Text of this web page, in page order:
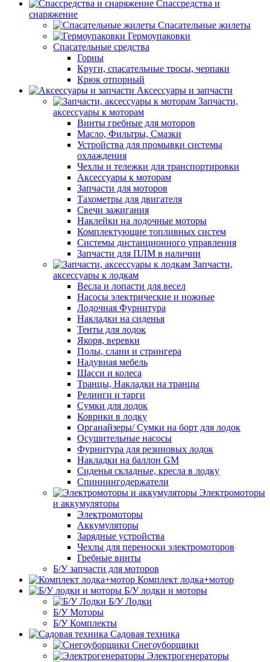
Спассредства и
снаряжение
Спасательные жилеты
Гермоупаковки
Спасательные средства
Горны
Круги, спасательные тросы, черпаки
Крюк отпорный
Аксессуары и запчасти
Запчасти,
аксессуары к моторам
Винты гребные для моторов
Масло, Фильтры, Смазки
Устройства для промывки системы
охлаждения
Чехлы и тележки для транспортировки
Аксессуары к моторам
Запчасти для моторов
Тахометры для двигателя
Свечи зажигания
Наклейки на лодочные моторы
Комплектующие топливных систем
Системы дистанционного управления
Запчасти для ПЛМ в наличии
Запчасти,
аксессуары к лодкам
Весла и лопасти для весел
Насосы электрические и ножные
Лодочная Фурнитура
Накладки на сиденья
Тенты для лодок
Якоря, веревки
Полы, слани и стрингера
Надувная мебель
Шасси и колеса
Транцы, Накладки на транцы
Релинги и тарги
Сумки для лодок
Коврики в лодку
Органайзеры/ Сумки на борт для лодок
Осушительные насосы
Фурнитура для резиновых лодок
Накладки на баллон GM
Сиденья складные, кресла в лодку
Спиннингодержатели
Электромоторы
и аккумуляторы
Электромоторы
Аккумуляторы
Зарядные устройства
Чехлы для переноски электромоторов
Гребные винты
Б/У запчасти для моторов
Комплект лодка+мотор
Б/У лодки и моторы
Б/У Лодки
Б/У Моторы
Б/У Комплекты
Садовая техника
Снегоуборщики
Электрогенераторы